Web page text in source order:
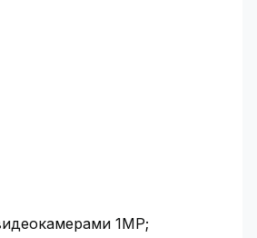
1MP;